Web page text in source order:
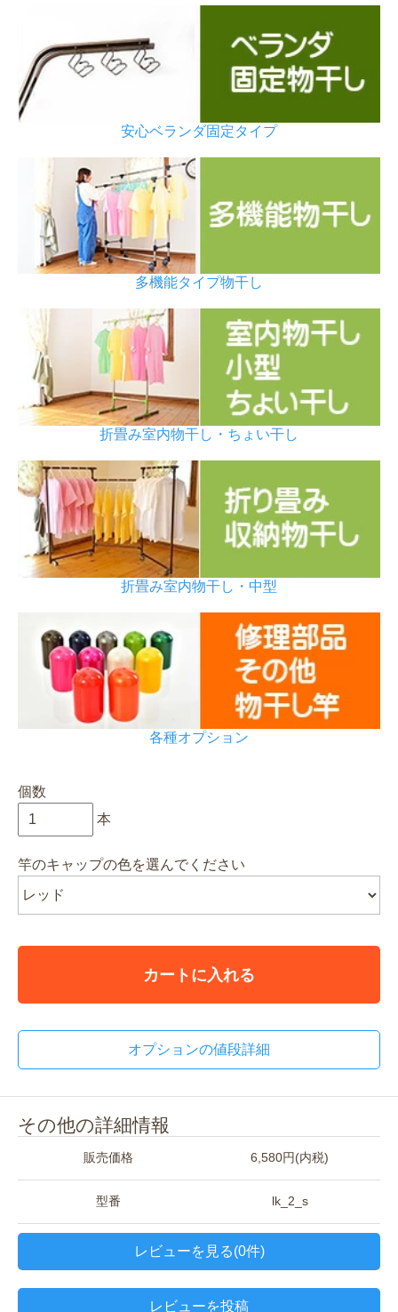
安心ベランダ固定タイプ
多機能タイプ物干し
折畳み室内物干し・ちょい干し
折畳み室内物干し・中型
各種オプション
個数
本
竿のキャップの色を選んでください
カートに入れる
オプションの値段詳細
その他の詳細情報
販売価格 6,580円(内税)
型番 lk_2_s
レビューを見る(0件)
レビューを投稿